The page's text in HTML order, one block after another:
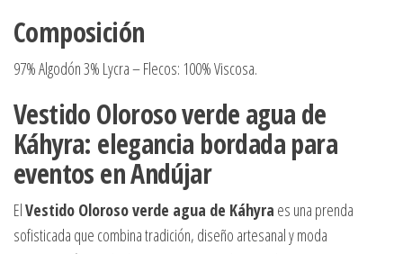
Composición
97% Algodón 3% Lycra – Flecos: 100% Viscosa.
Vestido Oloroso verde agua de
Káhyra: elegancia bordada para
eventos en Andújar
ElVestido Oloroso verde agua de Káhyra es una prenda
sofisticada que combina tradición, diseño artesanal y moda